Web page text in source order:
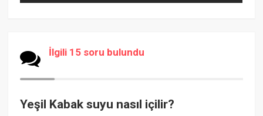
İlgili 15 soru bulundu
Yeşil Kabak suyu nasıl içilir?